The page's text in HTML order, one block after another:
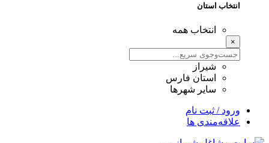
انتخاب استان
انتخاب همه
×
شیراز
استان فارس
سایر شهرها
ورود / ثبت نام
علاقه‌مندی ها